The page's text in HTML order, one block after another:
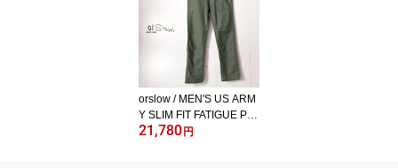
orslow / MEN'S US ARM
Y SLIM FIT FATIGUE PA
NTS (01-5032) / GREEN
21,780円